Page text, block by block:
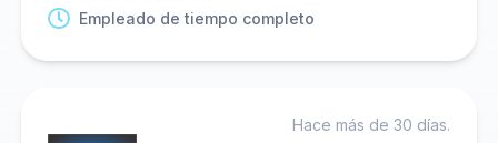
Empleado de tiempo completo
Hace más de 30 días.